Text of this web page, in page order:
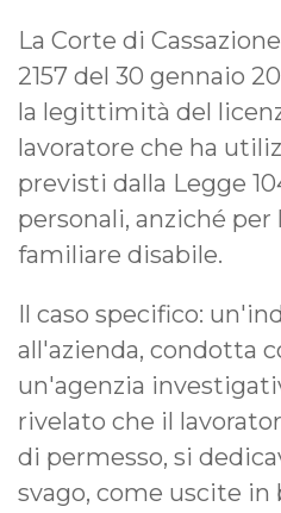
La Corte di
2157 del 30 gennaio
la legittimità del
lavoratore che ha
previsti dalla Legge
personali, anziché per
familiare disabile.
Il caso specifico:
all'azienda, condotta
un'agenzia
rivelato che il
di permesso, si
svago, come uscite